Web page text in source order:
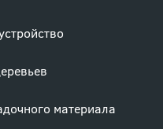
материала